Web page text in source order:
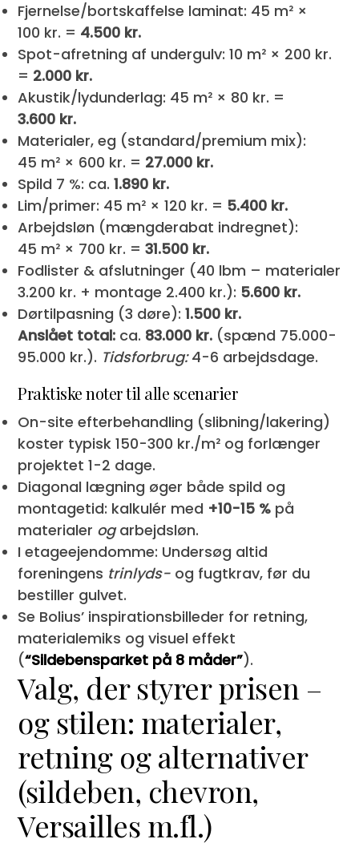
Fjernelse/bortskaffelse laminat: 45 m² ×
100 kr. = 4.500 kr.
Spot-afretning af undergulv: 10 m² × 200 kr.
= 2.000 kr.
Akustik/lydunderlag: 45 m² × 80 kr. =
3.600 kr.
Materialer, eg (standard/premium mix):
45 m² × 600 kr. = 27.000 kr.
Spild 7 %: ca.1.890 kr.
Lim/primer: 45 m² × 120 kr. = 5.400 kr.
Arbejdsløn (mængderabat indregnet):
45 m² × 700 kr. =31.500 kr.
Fodlister & afslutninger (40 lbm – materialer
3.200 kr. + montage 2.400 kr.): 5.600 kr.
Dørtilpasning (3 døre):1.500 kr.
Anslået total: ca. 83.000 kr. (spænd 75.000-
95.000 kr.). Tidsforbrug:4-6 arbejdsdage.
Praktiske noter til alle scenarier
On-site efterbehandling (slibning/lakering)
koster typisk 150-300 kr./m² og forlænger
projektet 1-2 dage.
Diagonal lægning øger både spild og
montagetid: kalkulér med +10-15 % på
materialer ogarbejdsløn.
I etageejendomme: Undersøg altid
foreningens trinlyds- og fugtkrav, før du
bestiller gulvet.
Se Bolius’ inspirationsbilleder for retning,
materialemiks og visuel effekt
(“Sildebensparket på 8 måder”).
Valg, der styrer prisen –
og stilen: materialer,
retning og alternativer
(sildeben, chevron,
Versailles m.fl.)